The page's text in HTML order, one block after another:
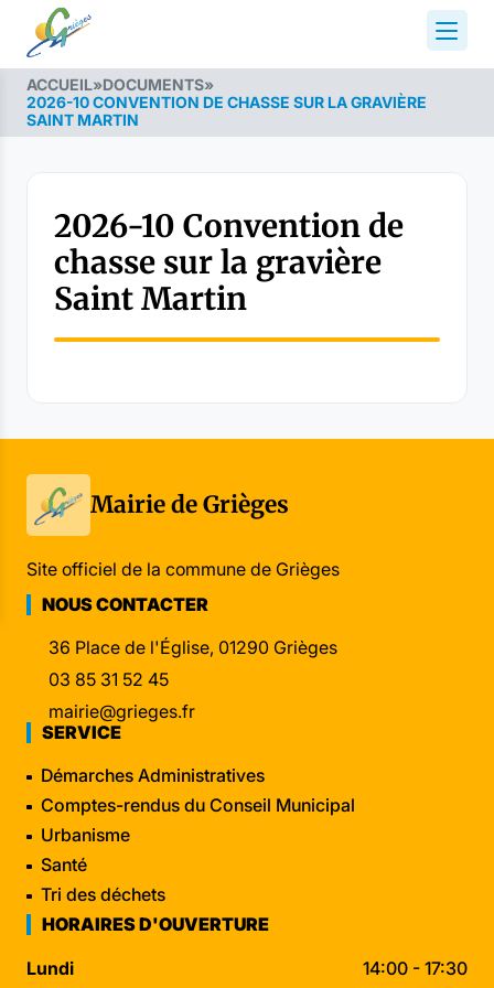
ACCUEIL»DOCUMENTS»
2026-10 CONVENTION DE CHASSE SUR LA GRAVIÈRE
SAINT MARTIN
2026-10 Convention de
chasse sur la gravière
Saint Martin
Mairie de Grièges
Site officiel de la commune de Grièges
NOUS CONTACTER
36 Place de l'Église, 01290 Grièges
03 85 31 52 45
mairie@grieges.fr
SERVICE
Démarches Administratives
Comptes-rendus du Conseil Municipal
Urbanisme
Santé
Tri des déchets
HORAIRES D'OUVERTURE
Lundi
14:00 - 17:30